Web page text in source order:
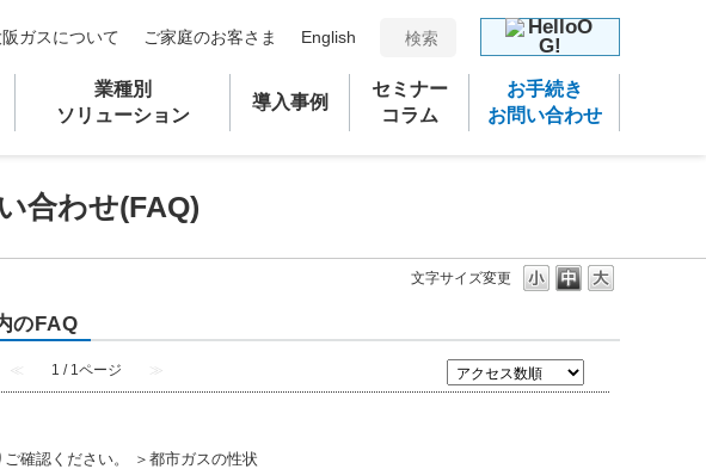
阪ガスについて ご家庭のお客さま English
業種別
ソリューション
導入事例
セミナー
コラム
お手続き
お問い合わせ
合わせ(FAQ)
文字サイズ変更
のFAQ
≪ 1 / 1ページ ≫
確認ください。 ＞都市ガスの性状